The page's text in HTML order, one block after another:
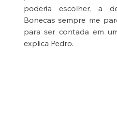
poderia escolher, a
Bonecas sempre me
para ser contada em
explica Pedro.